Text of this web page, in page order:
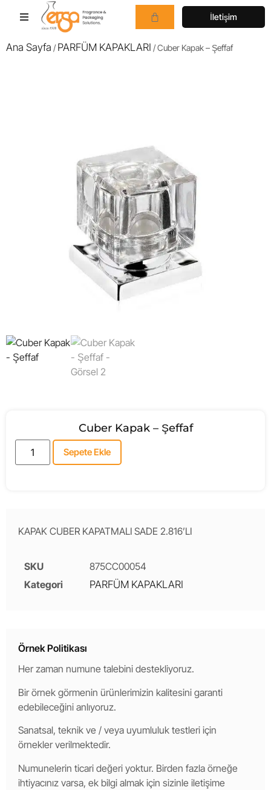
İletişim
Ana Sayfa /PARFÜM KAPAKLARI / Cuber Kapak – Şeffaf
Cuber Kapak – Şeffaf
Sepete Ekle
KAPAK CUBER KAPATMALI SADE 2.816’LI
SKU
875CC00054
Kategori
PARFÜM KAPAKLARI
Örnek Politikası
Her zaman numune talebini destekliyoruz.
Bir örnek görmenin ürünlerimizin kalitesini garanti
edebileceğini anlıyoruz.
Sanatsal, teknik ve / veya uyumluluk testleri için
örnekler verilmektedir.
Numunelerin ticari değeri yoktur. Birden fazla örneğe
ihtiyacınız varsa, ek bilgi almak için sizinle iletişime